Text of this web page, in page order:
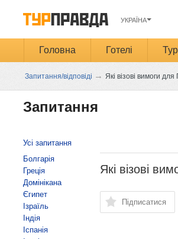
УКРАЇНА
Головна Готелі
Запитання/відповіді → Які візові вимоги для
Запитання
Які візові
Підписатися
Усі запитання
Болгарія
Греція
Домінікана
Єгипет
Ізраїль
Індія
Іспанія